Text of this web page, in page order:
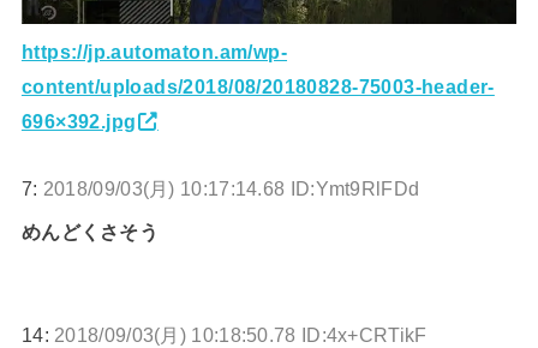
https://jp.automaton.am/wp-
content/uploads/2018/08/20180828-75003-header-
696×392.jpg
7: 2018/09/03(月) 10:17:14.68 ID:Ymt9RlFDd
めんどくさそう
14: 2018/09/03(月) 10:18:50.78 ID:4x+CRTikF